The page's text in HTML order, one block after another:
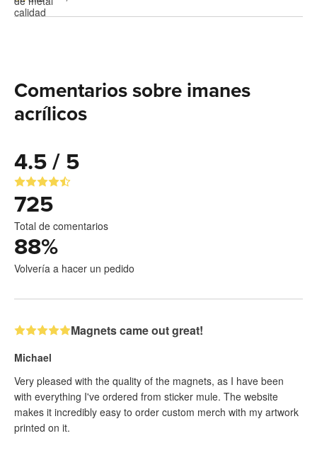
Comentarios sobre imanes
acrílicos
4.5 / 5
725
Total de comentarios
88%
Volvería a hacer un pedido
Magnets came out great!
Michael
Very pleased with the quality of the magnets, as I have been
with everything I've ordered from sticker mule. The website
makes it incredibly easy to order custom merch with my artwork
printed on it.